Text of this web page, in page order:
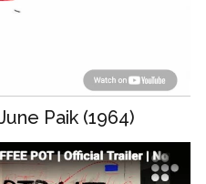
Paik (1964)